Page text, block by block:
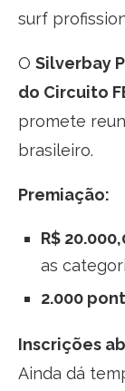
surf
O Silverbay
do Circuito
promete
brasileiro.
Premiação:
R$
as
2.000
Inscrições
Ainda dá